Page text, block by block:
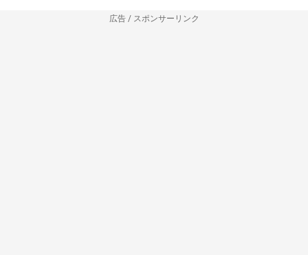
広告 / スポンサーリンク